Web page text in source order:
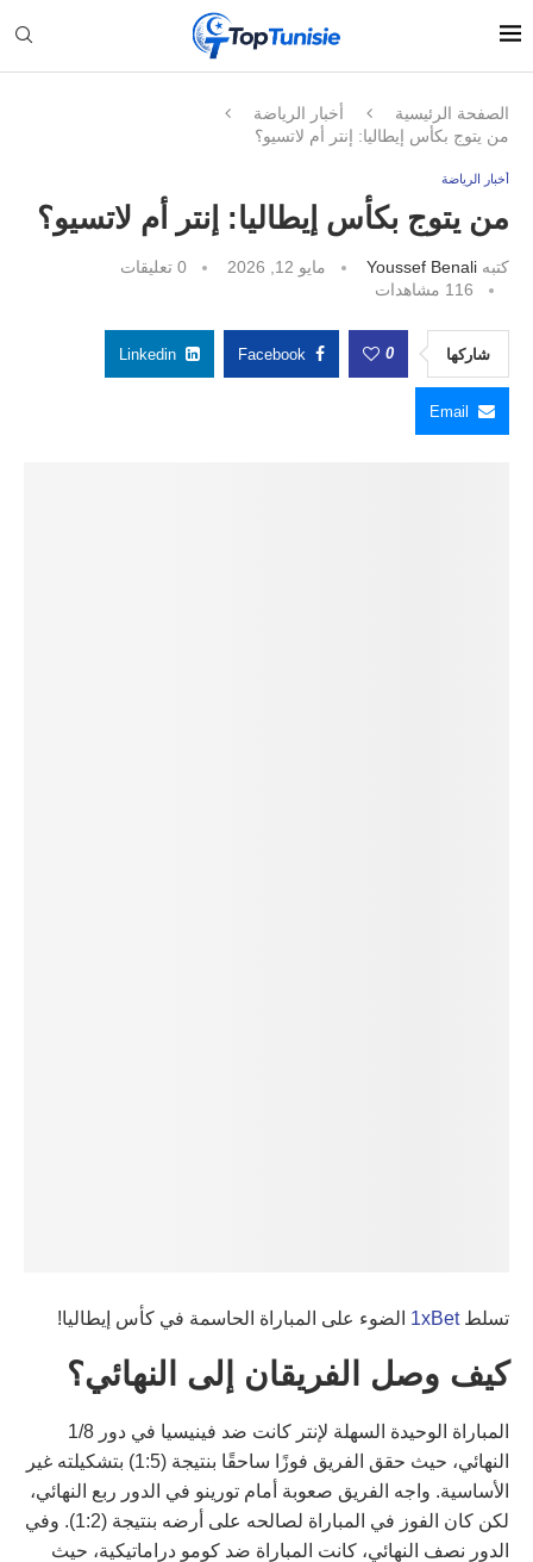
الصفحة الرئيسية
أخبار الرياضة
من يتوج بكأس إيطاليا: إنتر أم لاتسيو؟
أخبار الرياضة
من يتوج بكأس إيطاليا: إنتر أم لاتسيو؟
كتبه Youssef Benali مايو 12, 2026
0 تعليقات
116 مشاهدات
شاركها 0
Facebook
Linkedin
Email
تسلط1xBet الضوء على المباراة الحاسمة في كأس إيطاليا!
كيف وصل الفريقان إلى النهائي؟
المباراة الوحيدة السهلة لإنتر كانت ضد فينيسيا في دور 1/8
النهائي، حيث حقق الفريق فوزًا ساحقًا بنتيجة (1:5) بتشكيلته غير
الأساسية. واجه الفريق صعوبة أمام تورينو في الدور ربع النهائي،
لكن كان الفوز في المباراة لصالحه على أرضه بنتيجة (1:2). وفي
الدور نصف النهائي، كانت المباراة ضد كومو دراماتيكية، حيث